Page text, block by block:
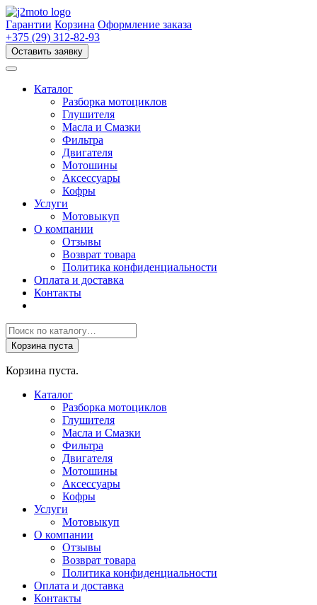
Перейти
к
содержимому
Гарантии Корзина Оформление заказа
+375 (29) 312-82-93
Оставить заявку
Каталог
Разборка мотоциклов
Глушителя
Масла и Смазки
Фильтра
Двигателя
Мотошины
Аксессуары
Кофры
Услуги
Мотовыкуп
О компании
Отзывы
Возврат товара
Политика конфиденциальности
Оплата и доставка
Контакты
Поиск
товаров
Корзина пуста
Корзина пуста.
Каталог
Разборка мотоциклов
Глушителя
Масла и Смазки
Фильтра
Двигателя
Мотошины
Аксессуары
Кофры
Услуги
Мотовыкуп
О компании
Отзывы
Возврат товара
Политика конфиденциальности
Оплата и доставка
Контакты